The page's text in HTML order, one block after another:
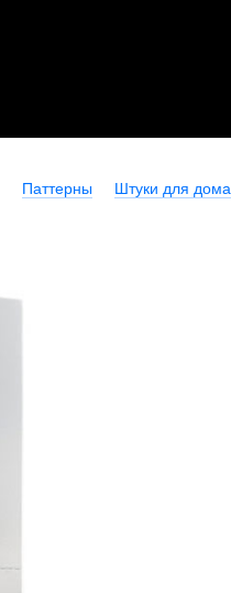
Паттерны Штуки для дома